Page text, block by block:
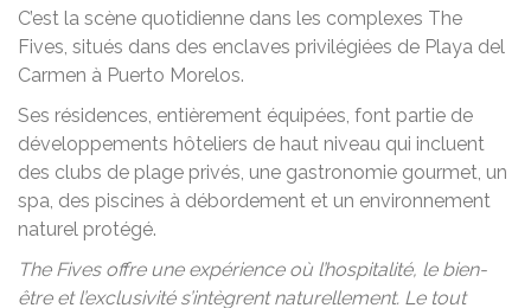
C’est la scène quotidienne dans les complexes The
Fives, situés dans des enclaves privilégiées de Playa del
Carmen à Puerto Morelos.
Ses résidences, entièrement équipées, font partie de
développements hôteliers de haut niveau qui incluent
des clubs de plage privés, une gastronomie gourmet, un
spa, des piscines à débordement et un environnement
naturel protégé.
The Fives offre une expérience où l’hospitalité, le bien-
être et l’exclusivité s’intègrent naturellement. Le tout